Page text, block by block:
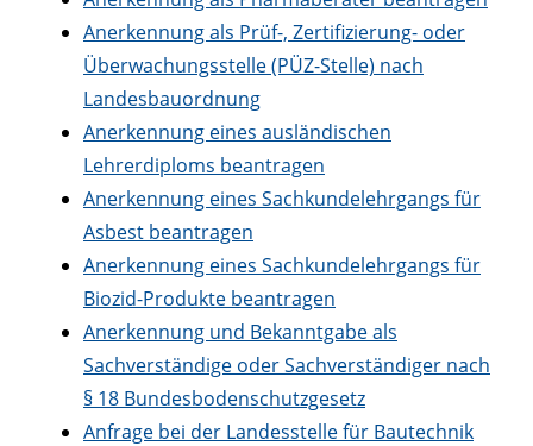
Anerkennung als Prüf-, Zertifizierung- oder
Überwachungsstelle (PÜZ-Stelle) nach
Landesbauordnung
Anerkennung eines ausländischen
Lehrerdiploms beantragen
Anerkennung eines Sachkundelehrgangs für
Asbest beantragen
Anerkennung eines Sachkundelehrgangs für
Biozid-Produkte beantragen
Anerkennung und Bekanntgabe als
Sachverständige oder Sachverständiger nach
§ 18 Bundesbodenschutzgesetz
Anfrage bei der Landesstelle für Bautechnik